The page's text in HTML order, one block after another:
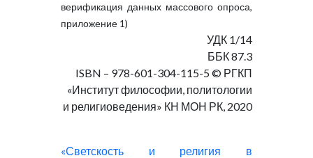
верификация данных массового опроса,
приложение 1)
УДК 1/14
ББК 87.3
ISBN – 978-601-304-115-5 © РГКП
«Институт философии, политологии
и религиоведения» КН МОН РК, 2020
«Светскость и религия в